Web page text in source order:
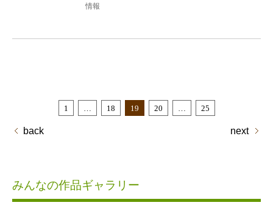
情報
back
1 18 19 20 25
next
みんなの作品ギャラリー